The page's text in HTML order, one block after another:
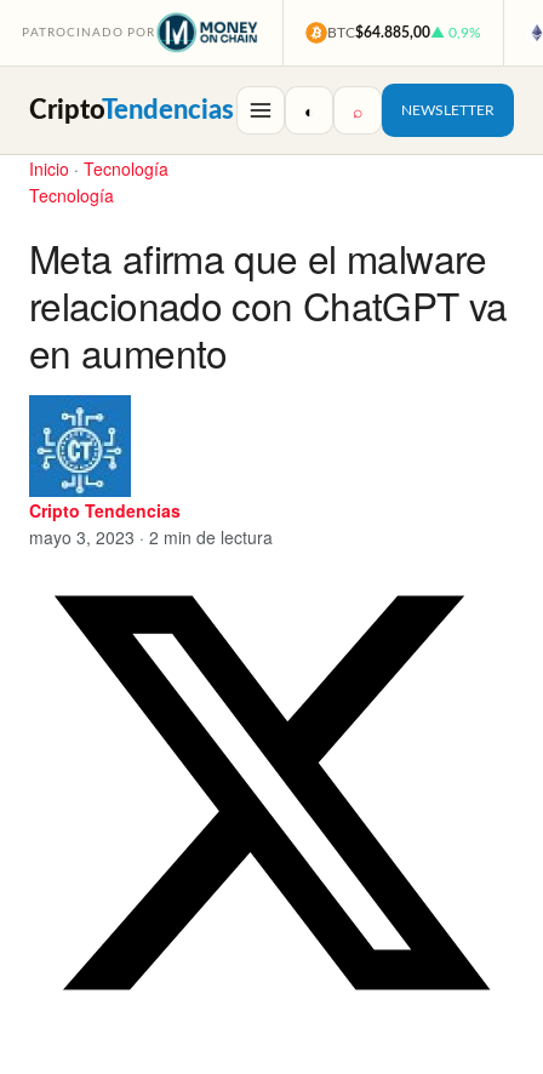
PATROCINADO POR BTC$64.885,00▲ 0,9%
CriptoTendencias ◐ ⌕ NEWSLETTER
Inicio · Tecnología
Tecnología
Meta afirma que el malware
relacionado con ChatGPT va
en aumento
Cripto Tendencias
mayo 3, 2023 · 2 min de lectura